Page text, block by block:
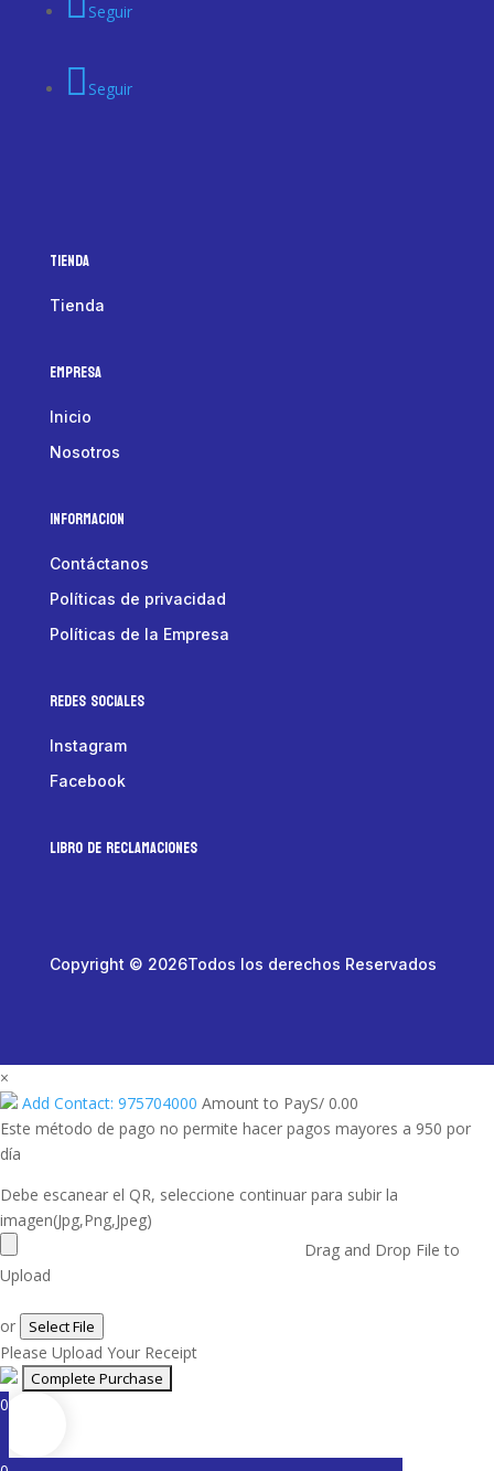
Seguir
Seguir
Tienda
Tienda
Empresa
Inicio
Nosotros
Informacion
Contáctanos
Políticas de privacidad
Políticas de la Empresa
Redes Sociales
Instagram
Facebook
LIBRO DE RECLAMACIONES
Copyright © 2026Todos los derechos Reservados
×
Add Contact: 975704000 Amount to PayS/ 0.00
Este método de pago no permite hacer pagos mayores a 950 por
día
Debe escanear el QR, seleccione continuar para subir la
imagen(Jpg,Png,Jpeg)
Drag and Drop File to
Upload
or Select File
Please Upload Your Receipt
0